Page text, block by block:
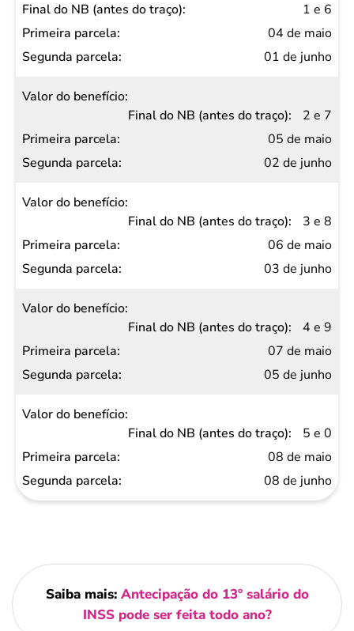
1 e 6
04 de maio
01 de junho
2 e 7
05 de maio
02 de junho
3 e 8
06 de maio
03 de junho
4 e 9
07 de maio
05 de junho
5 e 0
08 de maio
08 de junho
Saiba mais: Antecipação do 13º salário do
INSS pode ser feita todo ano?